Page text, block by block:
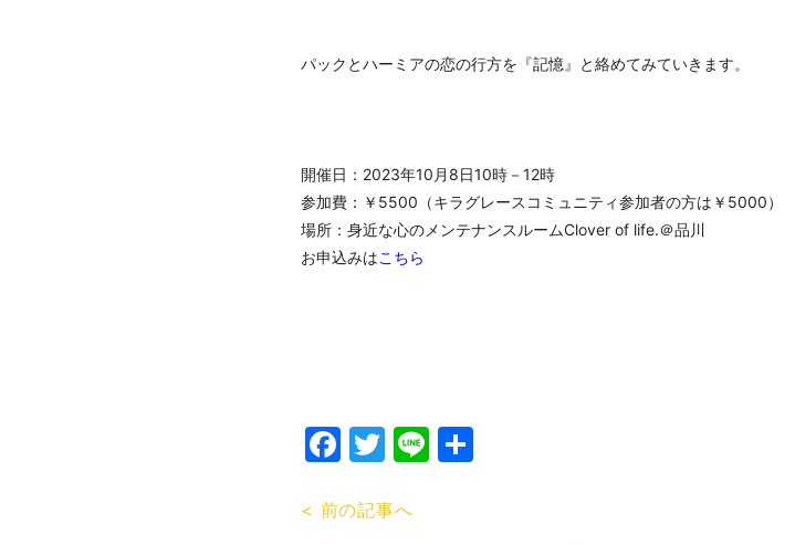
パックとハーミアの恋の行方を『記憶』と絡めてみていきます。
開催日：2023年10月8日10時－12時
参加費：￥5500（キラグレースコミュニティ参加者の方は￥5000）
場所：身近な心のメンテナンスルームClover of life.＠品川
お申込みはこちら
Facebook
Twitter
Line
< 前の記事へ